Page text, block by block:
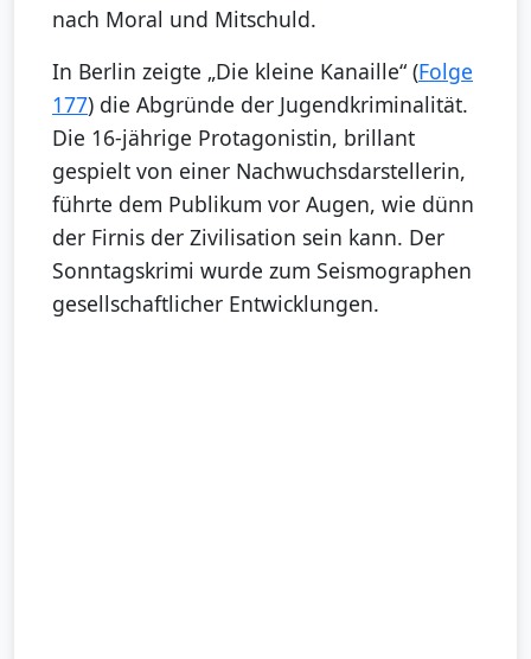
nach Moral und Mitschuld.
In Berlin zeigte „Die kleine Kanaille“ (Folge
177) die Abgründe der Jugendkriminalität.
Die 16-jährige Protagonistin, brillant
gespielt von einer Nachwuchsdarstellerin,
führte dem Publikum vor Augen, wie dünn
der Firnis der Zivilisation sein kann. Der
Sonntagskrimi wurde zum Seismographen
gesellschaftlicher Entwicklungen.